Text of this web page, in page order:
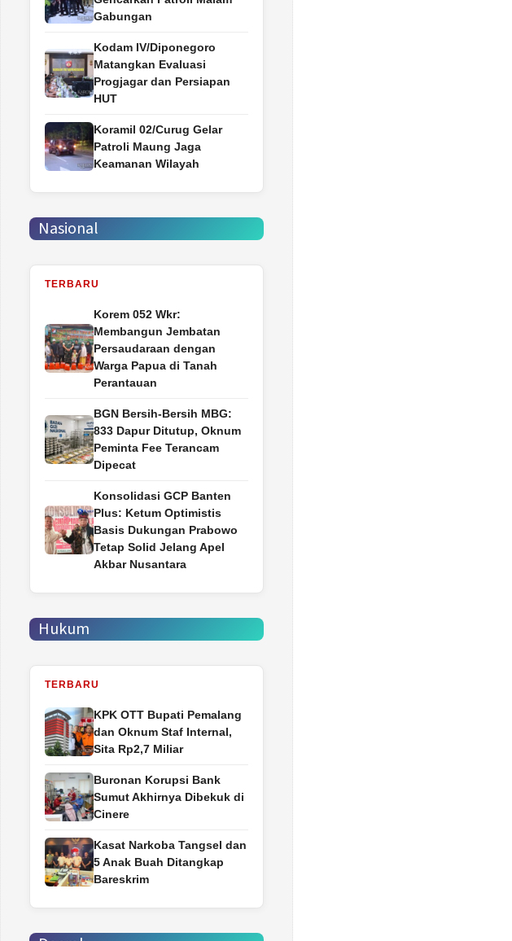
Gabungan
Kodam IV/Diponegoro
Matangkan Evaluasi
Progjagar dan Persiapan
HUT
Koramil 02/Curug Gelar
Patroli Maung Jaga
Keamanan Wilayah
Nasional
TERBARU
Korem 052 Wkr:
Membangun Jembatan
Persaudaraan dengan
Warga Papua di Tanah
Perantauan
BGN Bersih-Bersih MBG:
833 Dapur Ditutup, Oknum
Peminta Fee Terancam
Dipecat
Konsolidasi GCP Banten
Plus: Ketum Optimistis
Basis Dukungan Prabowo
Tetap Solid Jelang Apel
Akbar Nusantara
Hukum
TERBARU
‎KPK OTT Bupati Pemalang
dan Oknum Staf Internal,
Sita Rp2,7 Miliar
Buronan Korupsi Bank
Sumut Akhirnya Dibekuk di
Cinere
Kasat Narkoba Tangsel dan
5 Anak Buah Ditangkap
Bareskrim